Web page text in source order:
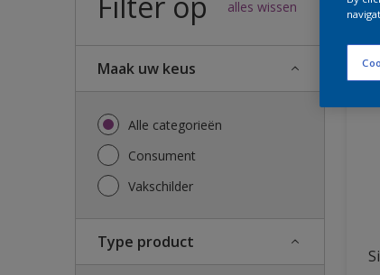
alles wissen
Maak uw keus
Alle categorieën
Consument
Vakschilder
Type product